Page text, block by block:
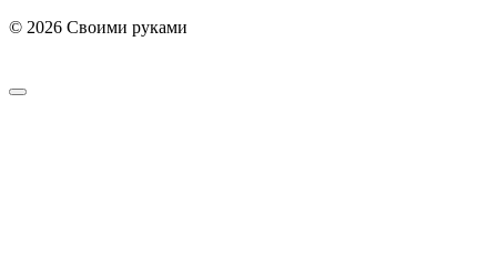
© 2026 Своими руками